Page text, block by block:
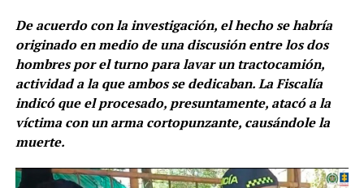
De acuerdo con la investigación, el hecho se habría
originado en medio de una discusión entre los dos
hombres por el turno para lavar un tractocamión,
actividad a la que ambos se dedicaban. La Fiscalía
indicó que el procesado, presuntamente, atacó a la
víctima con un arma cortopunzante, causándole la
muerte.